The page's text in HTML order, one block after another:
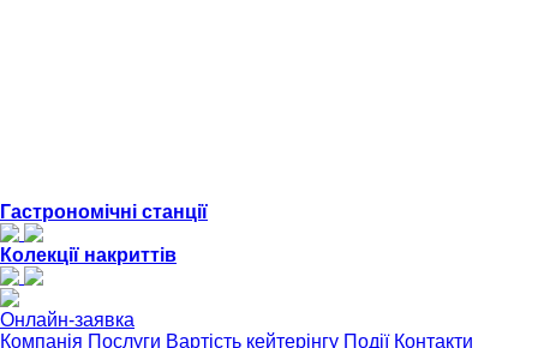
Гастрономічні станції
Колекції накриттів
Онлайн-заявка
Компанія Послуги Вартість кейтерінгу Події Контакти